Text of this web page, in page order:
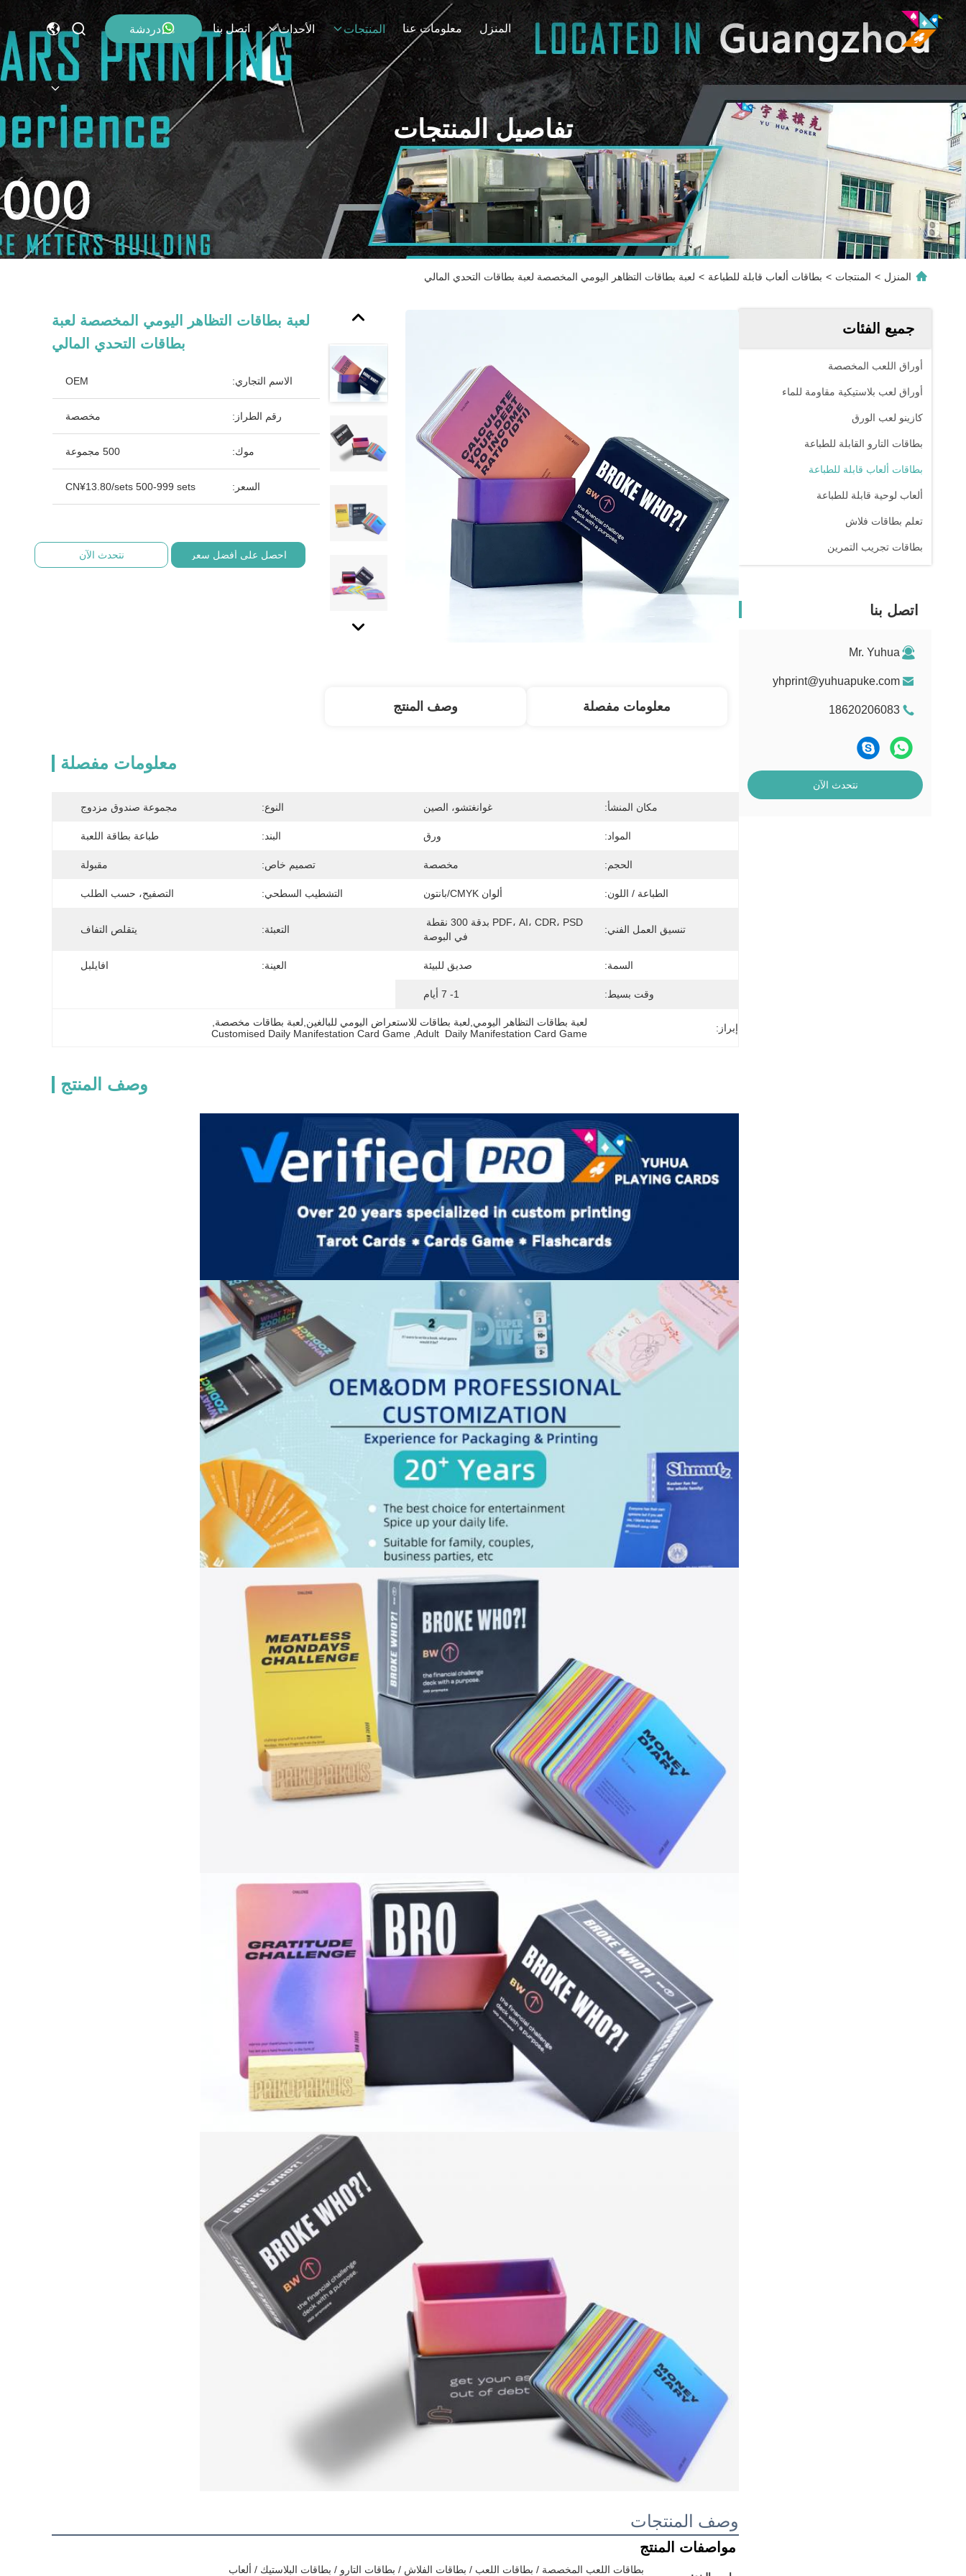
المنزل معلومات عنا المنتجات الأحداث اتصل بنا دردشة
تفاصيل المنتجات
المنزل > المنتجات > بطاقات ألعاب قابلة للطباعة > لعبة بطاقات التظاهر اليومي المخصصة لعبة بطاقات التحدي المالي
جميع الفئات
أوراق اللعب المخصصة
أوراق لعب بلاستيكية مقاومة للماء
كازينو لعب الورق
بطاقات التارو القابلة للطباعة
بطاقات ألعاب قابلة للطباعة
ألعاب لوحية قابلة للطباعة
تعلم بطاقات فلاش
بطاقات تجريب التمرين
اتصل بنا
Mr. Yuhua
yhprint@yuhuapuke.com
18620206083
نتحدث الآن
لعبة بطاقات التظاهر اليومي المخصصة لعبة
بطاقات التحدي المالي
الاسم التجاري: OEM
رقم الطراز: مخصصة
موك: 500 مجموعة
السعر: CN¥13.80/sets 500-999 sets
احصل على أفضل سعر نتحدث الآن
معلومات مفصلة وصف المنتج
معلومات مفصلة
مكان المنشأ: غوانغتشو، الصين النوع: مجموعة صندوق مزدوج
المواد: ورق البند: طباعة بطاقة اللعبة
الحجم: مخصصة تصميم خاص: مقبولة
الطباعة / اللون: ألوان CMYK/بانتون التشطيب السطحي: التصفيح، حسب الطلب
تنسيق العمل الفني:
في البوصة
التعبئة: يتقلص التفاف
السمة: صديق للبيئة العينة: افايلبل
وقت بسيط: 1- 7 أيام
إبراز: لعبة بطاقات التظاهر اليومي,لعبة بطاقات للاستعراض اليومي للبالغين,لعبة بطاقات مخصصة
Adult  Daily Manifestation Card Game
,
Customised Daily Manifestation Card Game
وصف المنتج
وصف المنتجات
مواصفات المنتج
بطاقات اللعب المخصصة / بطاقات اللعب / بطاقات الفلاش / بطاقات التارو / بطاقات البلاستيك / ألعاب